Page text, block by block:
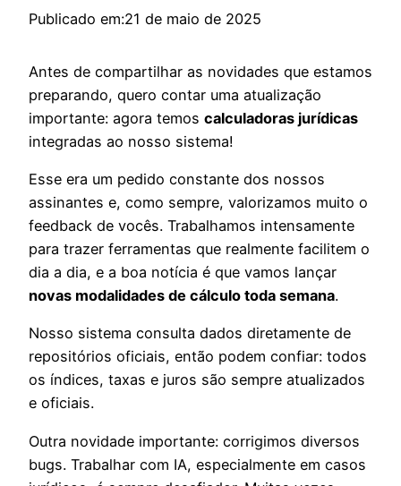
Publicado em:21 de maio de 2025
Antes de compartilhar as novidades que estamos
preparando, quero contar uma atualização
importante: agora temos calculadoras jurídicas
integradas ao nosso sistema!
Esse era um pedido constante dos nossos
assinantes e, como sempre, valorizamos muito o
feedback de vocês. Trabalhamos intensamente
para trazer ferramentas que realmente facilitem o
dia a dia, e a boa notícia é que vamos lançar
novas modalidades de cálculo toda semana.
Nosso sistema consulta dados diretamente de
repositórios oficiais, então podem confiar: todos
os índices, taxas e juros são sempre atualizados
e oficiais.
Outra novidade importante: corrigimos diversos
bugs. Trabalhar com IA, especialmente em casos